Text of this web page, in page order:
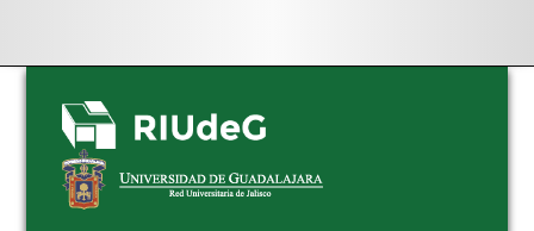
Skip
navigation